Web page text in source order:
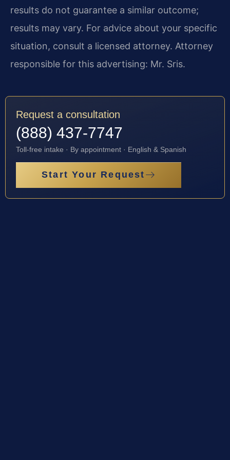
results do not guarantee a similar outcome;
results may vary. For advice about your specific
situation, consult a licensed attorney. Attorney
responsible for this advertising: Mr. Sris.
Request a consultation
(888) 437-7747
Toll-free intake · By appointment · English & Spanish
Start Your Request